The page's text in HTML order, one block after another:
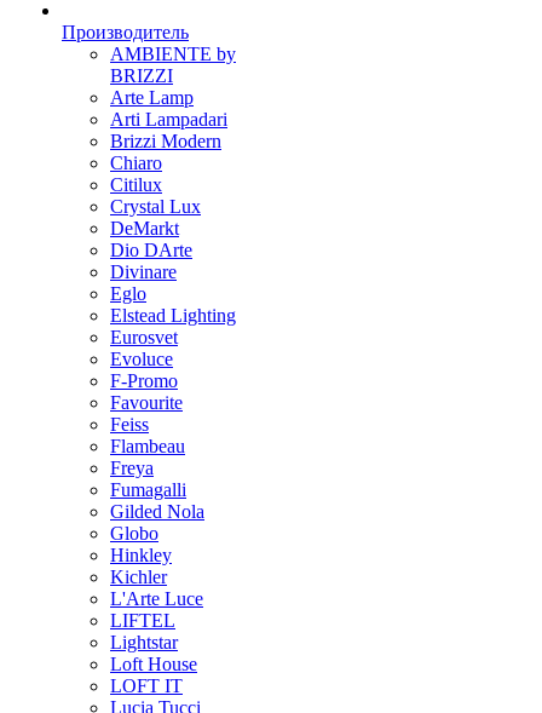
Производитель
AMBIENTE by
BRIZZI
Arte Lamp
Arti Lampadari
Brizzi Modern
Chiaro
Citilux
Crystal Lux
DeMarkt
Dio DArte
Divinare
Eglo
Elstead Lighting
Eurosvet
Evoluce
F-Promo
Favourite
Feiss
Flambeau
Freya
Fumagalli
Gilded Nola
Globo
Hinkley
Kichler
L'Arte Luce
LIFTEL
Lightstar
Loft House
LOFT IT
Lucia Tucci